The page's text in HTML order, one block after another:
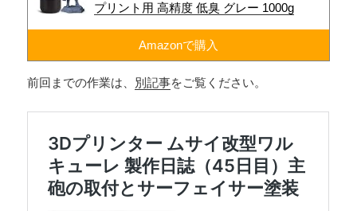
プリント用 高精度 低臭 グレー 1000g
Amazonで購入
前回までの作業は、 別記事をご覧ください。